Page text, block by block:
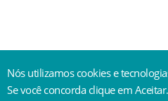
Nós utilizamos cookies e
Se você concorda clique em Aceitar.